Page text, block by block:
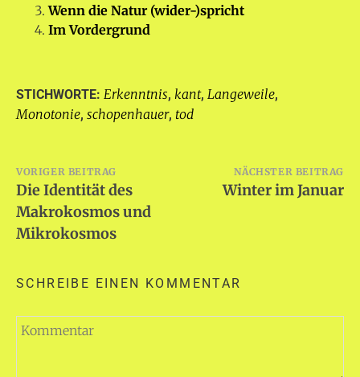
Wenn die Natur (wider-)spricht
Im Vordergrund
STICHWORTE: Erkenntnis, kant, Langeweile,
Monotonie, schopenhauer, tod
Beitragsnavigation
VORIGER BEITRAG
Die Identität des
Makrokosmos und
Mikrokosmos
NÄCHSTER BEITRAG
Winter im Januar
SCHREIBE EINEN KOMMENTAR